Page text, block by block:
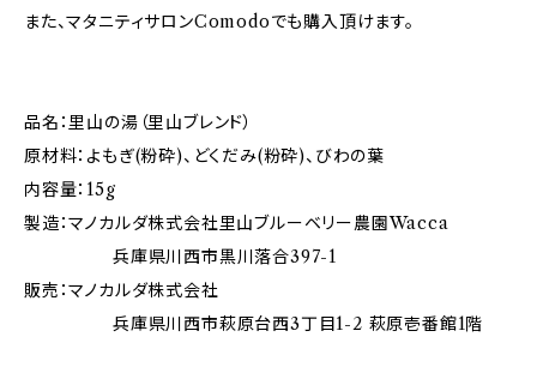
また、マタニティサロンComodoでも購入頂けます。
品名：里山の湯（里山ブレンド）
原材料：よもぎ(粉砕)、どくだみ(粉砕)、びわの葉
内容量：15g
製造：マノカルダ株式会社里山ブルーベリー農園Wacca
兵庫県川西市黒川落合397-1
販売：マノカルダ株式会社
兵庫県川西市萩原台西3丁目1-2 萩原壱番館1階